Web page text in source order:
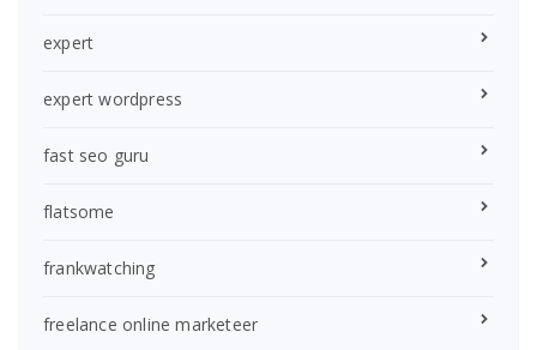
expert
expert wordpress
fast seo guru
flatsome
frankwatching
freelance online marketeer